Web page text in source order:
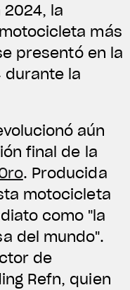
la
más
presentó en la
durante la
aún
final de la
. Producida
motocicleta
como "la
del mundo".
de
Refn, quien